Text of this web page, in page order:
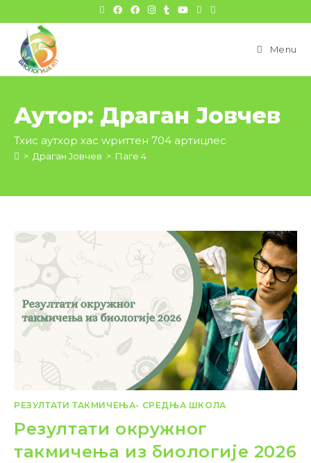
Menu
Аутор: Драган Јовчев
Тхис аутхор хас wриттен 704 артицлес
> Драган Јовчев > Паге 4
РЕЗУЛТАТИ ТАКМИЧЕЊА- СРЕДЊА ШКОЛА
Резултати окружног
такмичења из биологије 2026